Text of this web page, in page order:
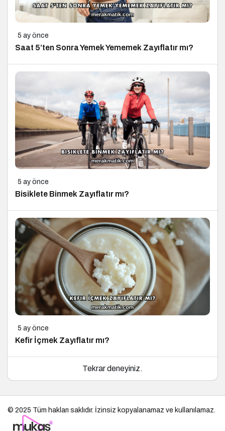
5 ay önce
Saat 5’ten Sonra Yemek Yememek Zayıflatır mı?
5 ay önce
Bisiklete Binmek Zayıflatır mı?
5 ay önce
Kefir İçmek Zayıflatır mı?
Tekrar deneyiniz.
© 2025 Tüm hakları saklıdır. İzinsiz kopyalanamaz ve kullanılamaz.